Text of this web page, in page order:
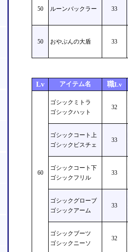
50 ルーンバックラー 33
50 おやぶんの大盾 33
Lv アイテム名 職Lv
60
ゴシックミトラ
ゴシックハット
32
ゴシックコート上
ゴシックビスチェ
33
ゴシックコート下
ゴシックフリル
33
ゴシックグローブ
ゴシックアーム
33
ゴシックブーツ
ゴシックニーソ
32